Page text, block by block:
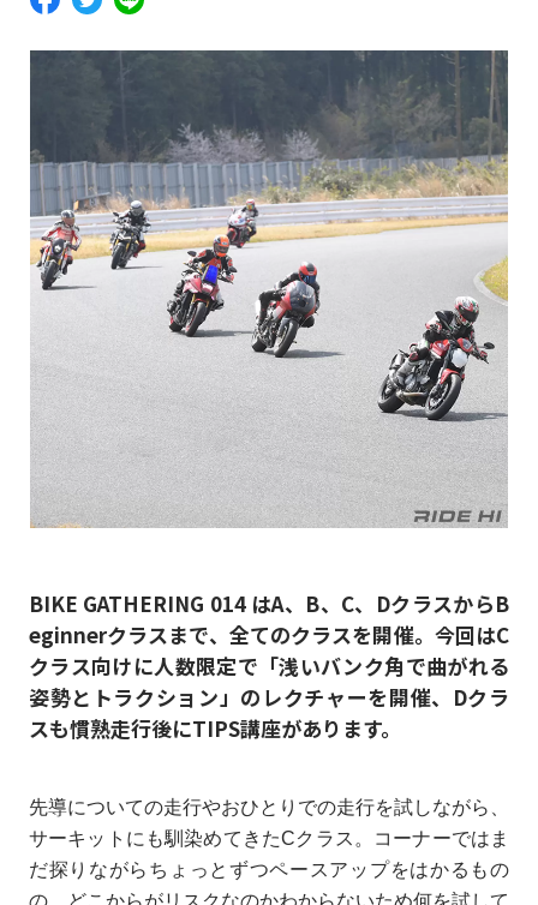
BIKE GATHERING 014 はA、B、C、DクラスからB
eginnerクラスまで、全てのクラスを開催。今回はC
クラス向けに人数限定で「浅いバンク角で曲がれる
姿勢とトラクション」のレクチャーを開催、Dクラ
スも慣熟走行後にTIPS講座があります。
先導についての走行やおひとりでの走行を試しながら、
サーキットにも馴染めてきたCクラス。コーナーではま
だ探りながらちょっとずつペースアップをはかるもの
の、どこからがリスクなのかわからないため何を試して